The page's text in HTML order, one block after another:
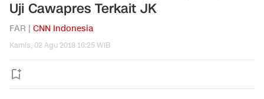
Uji Cawapres Terkait JK
FAR | CNN Indonesia
Kamis, 02 Agu 2018 16:25 WIB